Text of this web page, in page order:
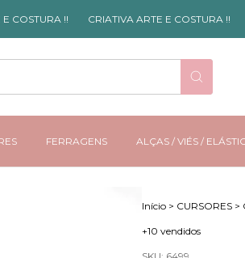
!! CRIATIVA ARTE E COSTURA !!
FERRAGENS ALÇAS / VIÉS /
Início > CURSORES >
+10 vendidos